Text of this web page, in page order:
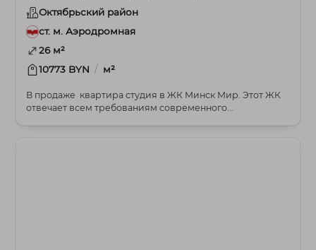
Октябрьский район
ст. м. Аэродромная
26 м²
10773 BYN / м²
В продаже квартира студия в ЖК Минск Мир. Этот ЖК
отвечает всем требованиям современного...